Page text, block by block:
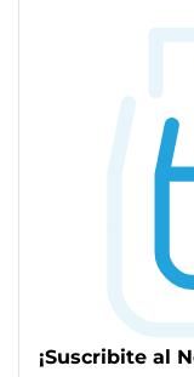
¡Suscribite al